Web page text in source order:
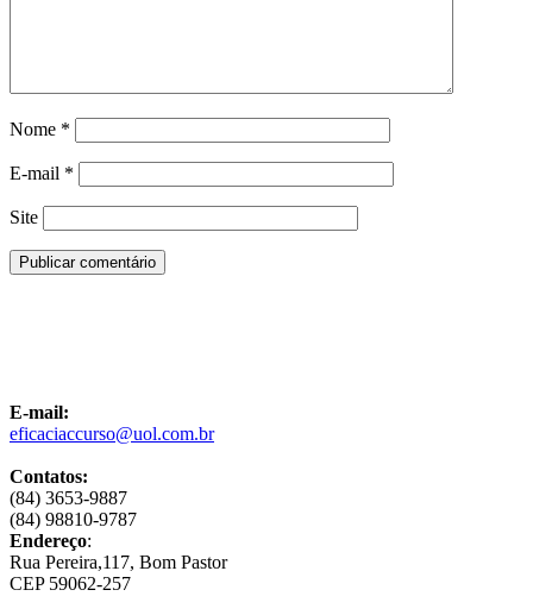
Nome *
E-mail *
Site
E-mail:
eficaciaccurso@uol.com.br
Contatos:
(84) 3653-9887
(84) 98810-9787
Endereço:
Rua Pereira,117, Bom Pastor
CEP 59062-257